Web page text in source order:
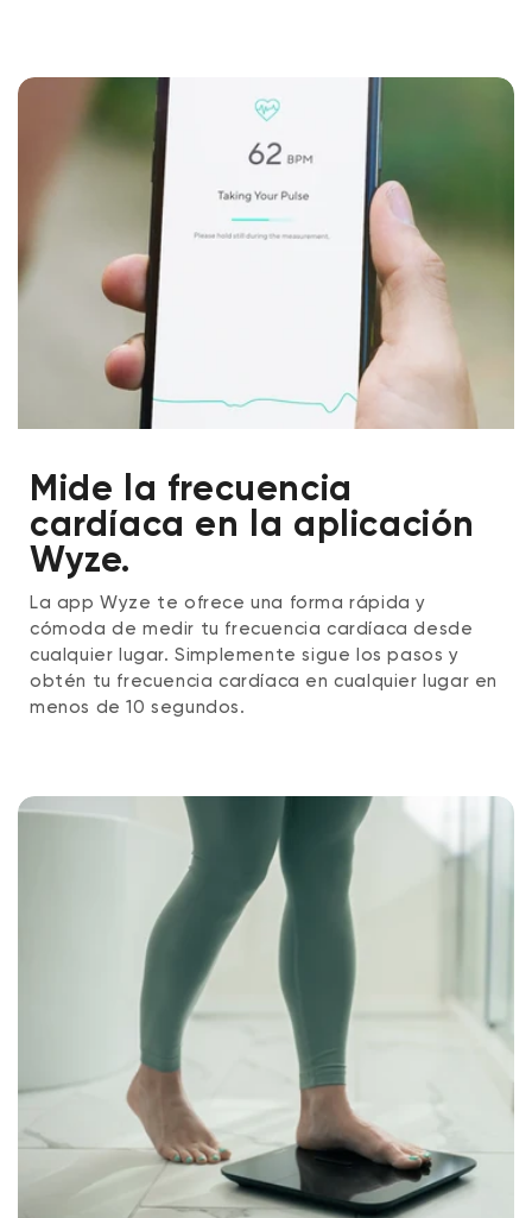
Mide la frecuencia
cardíaca en la aplicación
Wyze.
La app Wyze te ofrece una forma rápida y
cómoda de medir tu frecuencia cardíaca desde
cualquier lugar. Simplemente sigue los pasos y
obtén tu frecuencia cardíaca en cualquier lugar en
menos de 10 segundos.